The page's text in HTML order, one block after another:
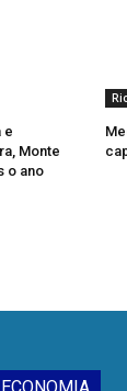
e
Monte
o ano